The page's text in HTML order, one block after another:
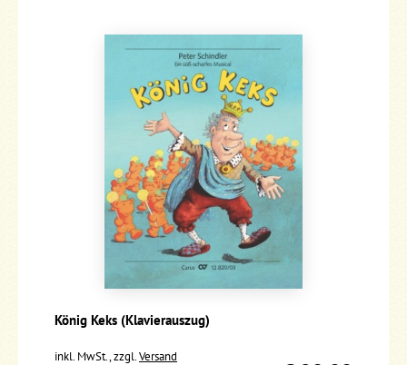
König Keks (Klavierauszug)
inkl. MwSt., zzgl.Versand